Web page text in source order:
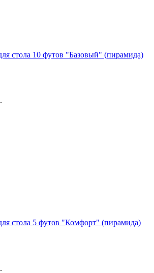
стола 10 футов "Базовый" (пирамида)
стола 5 футов "Комфорт" (пирамида)